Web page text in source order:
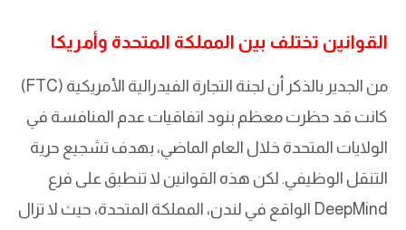
القوانين تختلف بين المملكة المتحدة وأمريكا
من الجدير بالذكر أن لجنة التجارة الفيدرالية الأمريكية (FTC)
كانت قد حظرت معظم بنود اتفاقيات عدم المنافسة في
الولايات المتحدة خلال العام الماضي، بهدف تشجيع حرية
التنقل الوظيفي. لكن هذه القوانين لا تنطبق على فرع
DeepMind الواقع في لندن، المملكة المتحدة، حيث لا تزال